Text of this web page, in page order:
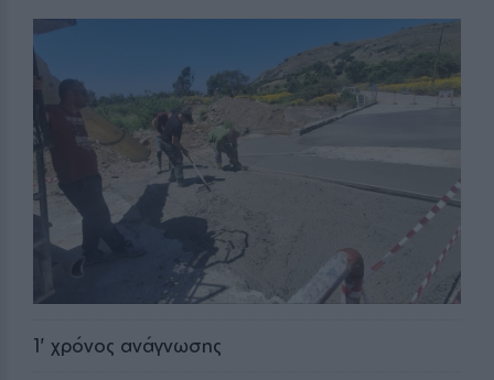
1' χρόνος ανάγνωσης